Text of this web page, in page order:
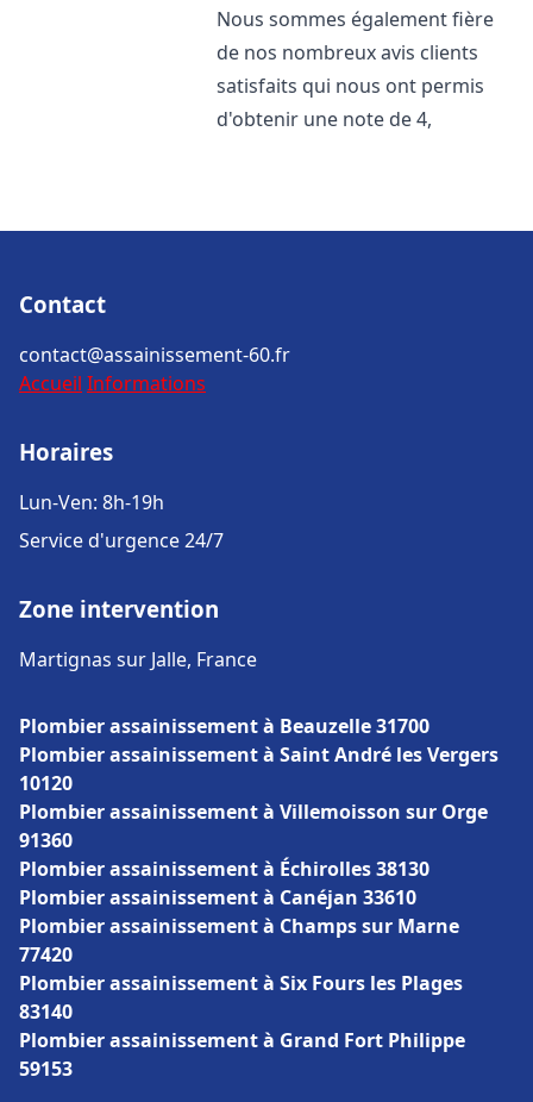
Nous sommes également fière
de nos nombreux avis clients
satisfaits qui nous ont permis
d'obtenir une note de 4,
Contact
contact@assainissement-60.fr
Accueil Informations
Horaires
Lun-Ven: 8h-19h
Service d'urgence 24/7
Zone intervention
Martignas sur Jalle, France
Plombier assainissement à Beauzelle 31700
Plombier assainissement à Saint André les Vergers
10120
Plombier assainissement à Villemoisson sur Orge
91360
Plombier assainissement à Échirolles 38130
Plombier assainissement à Canéjan 33610
Plombier assainissement à Champs sur Marne
77420
Plombier assainissement à Six Fours les Plages
83140
Plombier assainissement à Grand Fort Philippe
59153